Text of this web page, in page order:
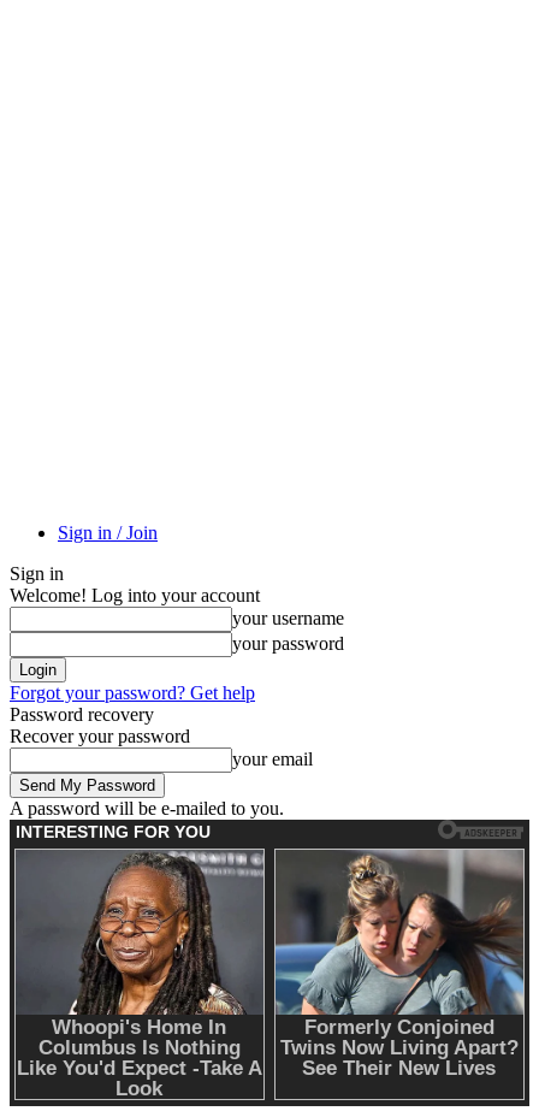
Sign in / Join
Sign in
Welcome! Log into your account
your username
your password
Forgot your password? Get help
Password recovery
Recover your password
your email
A password will be e-mailed to you.